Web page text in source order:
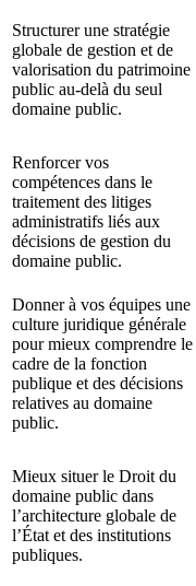
Structurer une stratégie
globale de gestion et de
valorisation du patrimoine
public au-delà du seul
domaine public.
Renforcer vos
compétences dans le
traitement des litiges
administratifs liés aux
décisions de gestion du
domaine public.
Donner à vos équipes une
culture juridique générale
pour mieux comprendre le
cadre de la fonction
publique et des décisions
relatives au domaine
public.
Mieux situer le Droit du
domaine public dans
l’architecture globale de
l’État et des institutions
publiques.